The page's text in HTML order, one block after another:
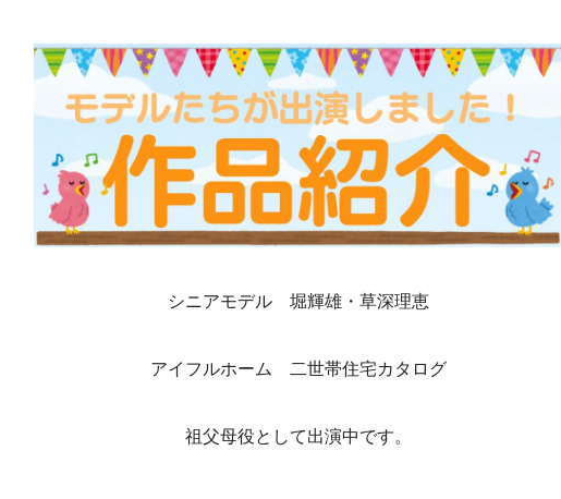
シニアモデル 堀輝雄・草深理恵
アイフルホーム 二世帯住宅カタログ
祖父母役として出演中です。